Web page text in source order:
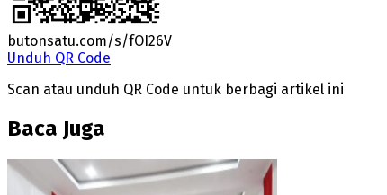
butonsatu.com/s/fOI26V
Unduh QR Code
Scan atau unduh QR Code untuk berbagi artikel ini
Baca Juga